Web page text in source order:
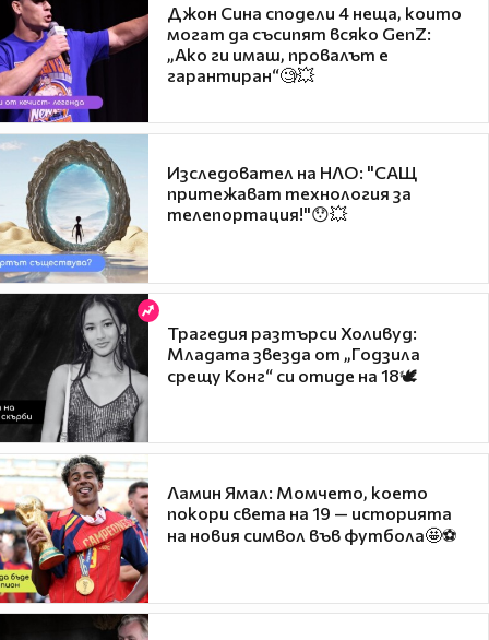
Джон Сина сподели 4 неща, които
могат да съсипят всяко GenZ:
„Ако ги имаш, провалът е
гарантиран“🧐💥
Изследовател на НЛО: "САЩ
притежават технология за
телепортация!"😯💥
Трагедия разтърси Холивуд:
Младата звезда от „Годзила
срещу Конг“ си отиде на 18🕊️
Ламин Ямал: Момчето, което
покори света на 19 — историята
на новия символ във футбола🤩⚽